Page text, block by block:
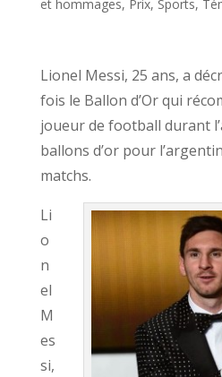
et hommages, Prix, Sports,
Lionel Messi, 25 ans, a
fois le Ballon d’Or qui
joueur de football durant
ballons d’or pour
matchs.
Li
o
n
el
M
es
si,